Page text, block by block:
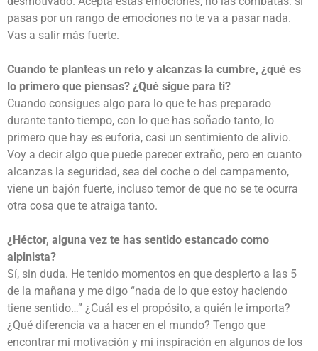
pasas por un rango de emociones no te va a pasar nada.
Vas a salir más fuerte.
Cuando te planteas un reto y alcanzas la cumbre, ¿qué es
lo primero que piensas? ¿Qué sigue para ti?
Cuando consigues algo para lo que te has preparado
durante tanto tiempo, con lo que has soñado tanto, lo
primero que hay es euforia, casi un sentimiento de alivio.
Voy a decir algo que puede parecer extraño, pero en cuanto
alcanzas la seguridad, sea del coche o del campamento,
viene un bajón fuerte, incluso temor de que no se te ocurra
otra cosa que te atraiga tanto.
¿Héctor, alguna vez te has sentido estancado como
alpinista?
Sí, sin duda. He tenido momentos en que despierto a las 5
de la mañana y me digo “nada de lo que estoy haciendo
tiene sentido…” ¿Cuál es el propósito, a quién le importa?
¿Qué diferencia va a hacer en el mundo? Tengo que
encontrar mi motivación y mi inspiración en algunos de los